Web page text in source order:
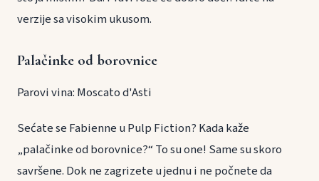
verzije sa visokim ukusom.
Palačinke od borovnice
Parovi vina: Moscato d'Asti
Sećate se Fabienne u Pulp Fiction? Kada kaže
„palačinke od borovnice?“ To su one! Same su skoro
savršene. Dok ne zagrizete u jednu i ne počnete da